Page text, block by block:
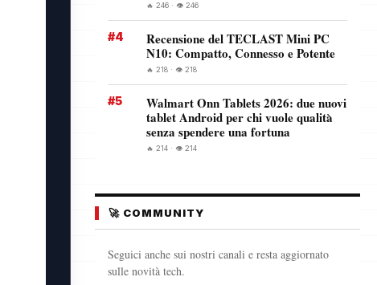
🔥 246 · 👁️ 246
#4
Recensione del TECLAST Mini PC
N10: Compatto, Connesso e Potente
🔥 218 · 👁️ 218
#5
Walmart Onn Tablets 2026: due nuovi
tablet Android per chi vuole qualità
senza spendere una fortuna
🔥 214 · 👁️ 214
🚀 COMMUNITY
Seguici anche sui nostri canali e resta aggiornato
sulle novità tech.